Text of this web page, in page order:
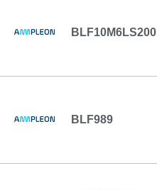
BLF10M6LS200
BLF989